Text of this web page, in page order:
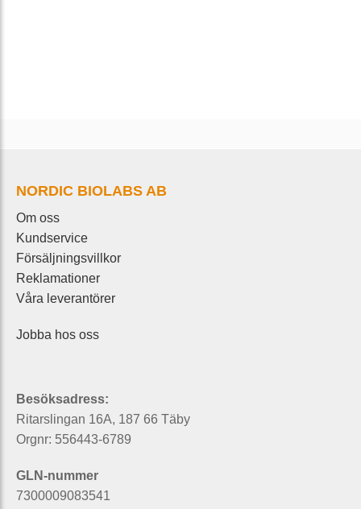
NORDIC BIOLABS AB
Om oss
Kundservice
Försäljningsvillkor
Reklamationer
Våra leverantörer
Jobba hos oss
Besöksadress:
Ritarslingan 16A, 187 66 Täby
Orgnr: 556443-6789
GLN-nummer
7300009083541